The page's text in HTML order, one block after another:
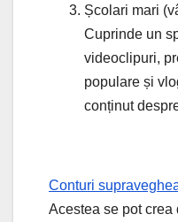
Școlari mari
Cuprinde un
videoclipuri,
populare și
conținut
Conturi
Acestea se pot crea